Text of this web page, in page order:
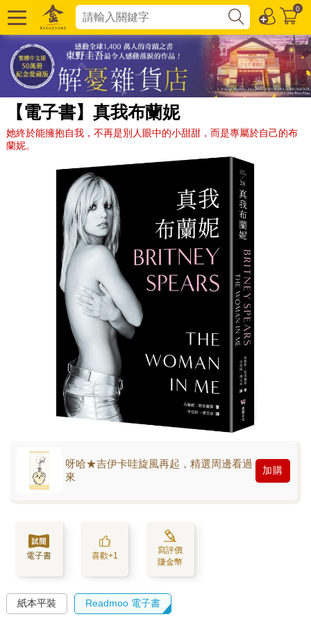
0
【電子書】真我布蘭妮
她終於能擁抱自我，不再是別人眼中的小甜甜，而是專屬於自己的布
蘭妮。
呀哈★吉伊卡哇旋風再起，精選周邊看過
來
加購
電子書 喜歡+1
寫評價
賺金幣
紙本平裝 Readmoo 電子書